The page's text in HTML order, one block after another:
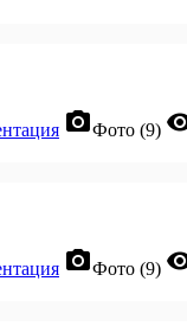
photo_cameraФото (9)
photo_cameraФото (9)